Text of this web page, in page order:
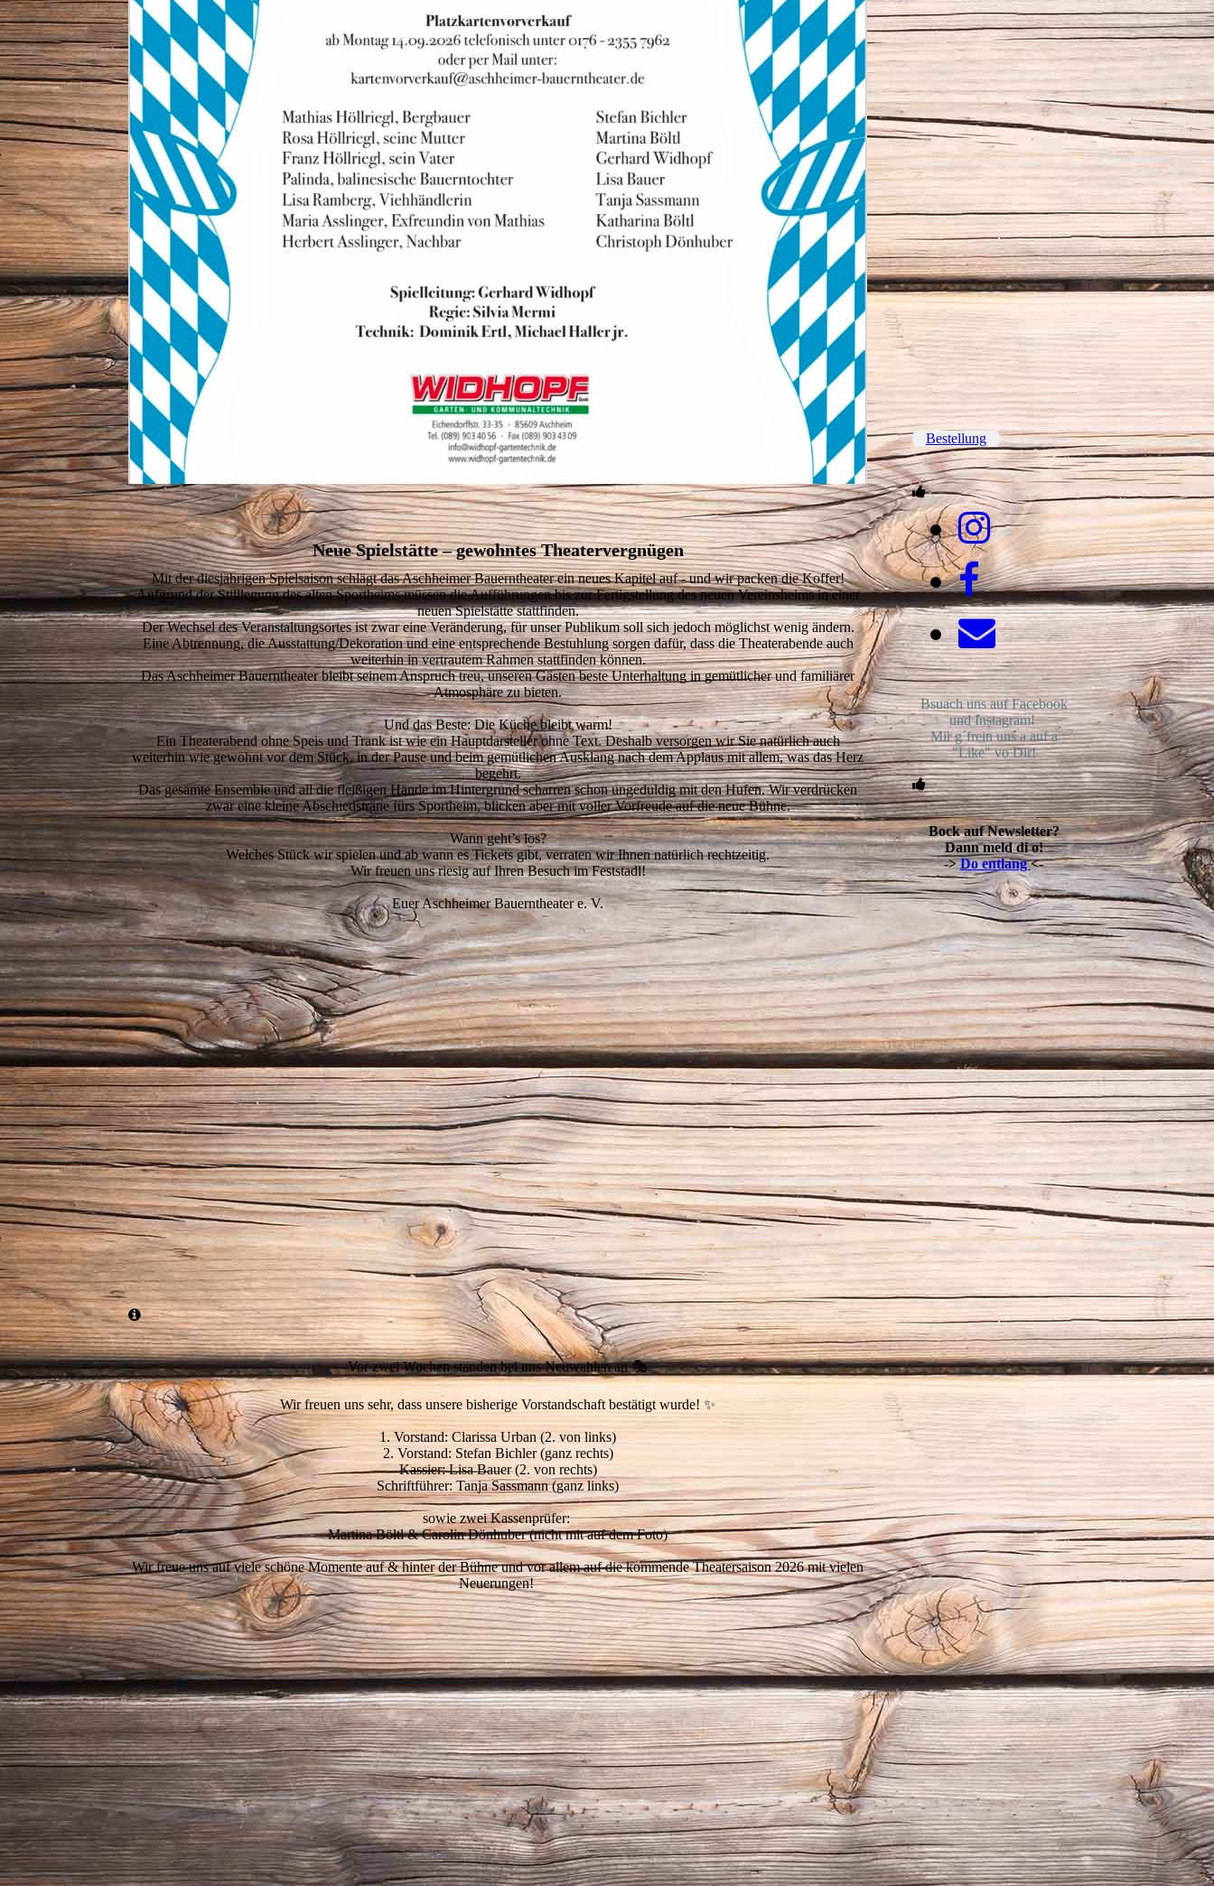
Neue Spielstätte – gewohntes Theatervergnügen
Mit der diesjährigen Spielsaison schlägt das Aschheimer Bauerntheater ein neues Kapitel auf - und wir packen die Koffer!
Aufgrund der Stilllegung des alten Sportheims müssen die Aufführungen bis zur Fertigstellung des neuen Vereinsheims in einer
neuen Spielstätte stattfinden.
Der Wechsel des Veranstaltungsortes ist zwar eine Veränderung, für unser Publikum soll sich jedoch möglichst wenig ändern.
Eine Abtrennung, die Ausstattung/Dekoration und eine entsprechende Bestuhlung sorgen dafür, dass die Theaterabende auch
weiterhin in vertrautem Rahmen stattfinden können.
Das Aschheimer Bauerntheater bleibt seinem Anspruch treu, unseren Gästen beste Unterhaltung in gemütlicher und familiärer
Atmosphäre zu bieten.
Und das Beste: Die Küche bleibt warm!
Ein Theaterabend ohne Speis und Trank ist wie ein Hauptdarsteller ohne Text. Deshalb versorgen wir Sie natürlich auch
weiterhin wie gewohnt vor dem Stück, in der Pause und beim gemütlichen Ausklang nach dem Applaus mit allem, was das Herz
begehrt.
Das gesamte Ensemble und all die fleißigen Hände im Hintergrund scharren schon ungeduldig mit den Hufen. Wir verdrücken
zwar eine kleine Abschiedsträne fürs Sportheim, blicken aber mit voller Vorfreude auf die neue Bühne.
Wann geht’s los?
Welches Stück wir spielen und ab wann es Tickets gibt, verraten wir Ihnen natürlich rechtzeitig.
Wir freuen uns riesig auf Ihren Besuch im Feststadl!
Euer Aschheimer Bauerntheater e. V.
Feststadl Aschheim
Vor zwei Wochen standen bei uns Neuwahlen an 🎭
Wir freuen uns sehr, dass unsere bisherige Vorstandschaft bestätigt wurde! ✨
1. Vorstand: Clarissa Urban (2. von links)
2. Vorstand: Stefan Bichler (ganz rechts)
Kassier: Lisa Bauer (2. von rechts)
Schriftführer: Tanja Sassmann (ganz links)
sowie zwei Kassenprüfer:
Martina Böltl & Carolin Dönhuber (nicht mit auf dem Foto)
Wir freue uns auf viele schöne Momente auf & hinter der Bühne und vor allem auf die kommende Theatersaison 2026 mit vielen
Neuerungen!
shopping-cart-
1080840_1920
Bestellung
Bsuach uns auf Facebook
und Instagram!
Mir g´frein uns a auf a
"Like" vo Dir!
Bock auf Newsletter?
Dann meld di o!
->Do entlang<-